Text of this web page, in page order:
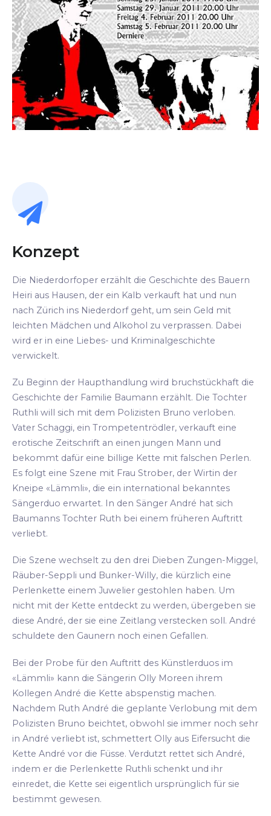
Konzept
Die Niederdorfoper erzählt die Geschichte des Bauern
Heiri aus Hausen, der ein Kalb verkauft hat und nun
nach Zürich ins Niederdorf geht, um sein Geld mit
leichten Mädchen und Alkohol zu verprassen. Dabei
wird er in eine Liebes- und Kriminalgeschichte
verwickelt.
Zu Beginn der Haupthandlung wird bruchstückhaft die
Geschichte der Familie Baumann erzählt. Die Tochter
Ruthli will sich mit dem Polizisten Bruno verloben.
Vater Schaggi, ein Trompetentrödler, verkauft eine
erotische Zeitschrift an einen jungen Mann und
bekommt dafür eine billige Kette mit falschen Perlen.
Es folgt eine Szene mit Frau Strober, der Wirtin der
Kneipe «Lämmli», die ein international bekanntes
Sängerduo erwartet. In den Sänger André hat sich
Baumanns Tochter Ruth bei einem früheren Auftritt
verliebt.
Die Szene wechselt zu den drei Dieben Zungen-Miggel,
Räuber-Seppli und Bunker-Willy, die kürzlich eine
Perlenkette einem Juwelier gestohlen haben. Um
nicht mit der Kette entdeckt zu werden, übergeben sie
diese André, der sie eine Zeitlang verstecken soll. André
schuldete den Gaunern noch einen Gefallen.
Bei der Probe für den Auftritt des Künstlerduos im
«Lämmli» kann die Sängerin Olly Moreen ihrem
Kollegen André die Kette abspenstig machen.
Nachdem Ruth André die geplante Verlobung mit dem
Polizisten Bruno beichtet, obwohl sie immer noch sehr
in André verliebt ist, schmettert Olly aus Eifersucht die
Kette André vor die Füsse. Verdutzt rettet sich André,
indem er die Perlenkette Ruthli schenkt und ihr
einredet, die Kette sei eigentlich ursprünglich für sie
bestimmt gewesen.